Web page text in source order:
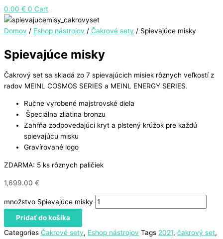
0.00 € 0 Cart
Domov / Eshop nástrojov / Čakrové sety / Spievajúce misky
Spievajúce misky
Čakrový set sa skladá zo 7 spievajúcich misiek rôznych veľkostí z
radov MEINL COSMOS SERIES a MEINL ENERGY SERIES.
Ručne vyrobené majstrovské diela
Špeciálna zliatina bronzu
Zahŕňa zodpovedajúci kryt a plstený krúžok pre každú
spievajúcu misku
Gravírované logo
ZDARMA: 5 ks rôznych paličiek
1,699.00 €
množstvo Spievajúce misky
Pridať do košíka
Categories Čakrové sety, Eshop nástrojov Tags 2021, čakrový set,